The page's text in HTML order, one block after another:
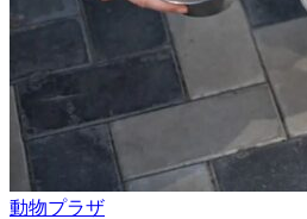
動物プラザ